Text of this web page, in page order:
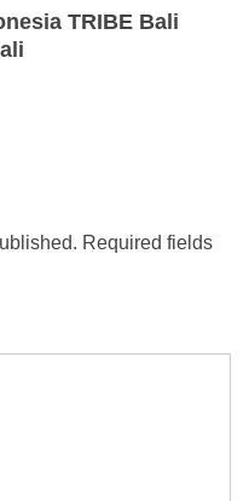
TRIBE Bali
Required fields